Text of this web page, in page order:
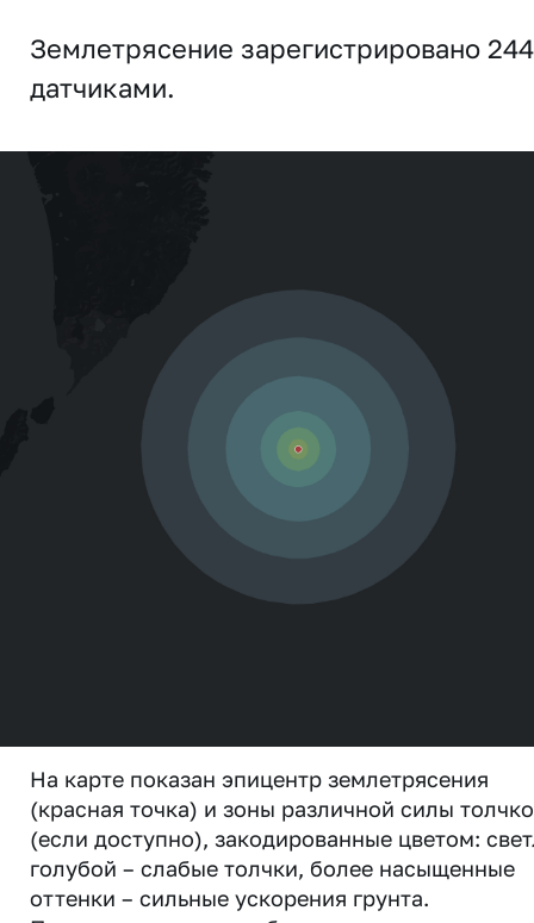
Землетрясение зарегистрировано 244
датчиками.
На карте показан эпицентр землетрясения
(красная точка) и зоны различной силы
(если доступно), закодированные цветом:
голубой – слабые толчки, более насыщенные
оттенки – сильные ускорения грунта.